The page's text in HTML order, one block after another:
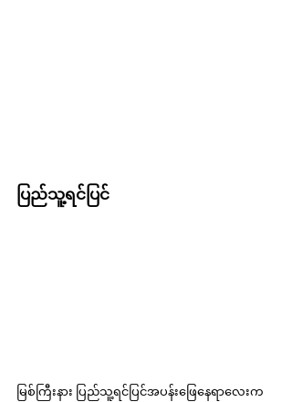
ပြည်သူ့ရင်ပြင်
မြစ်ကြီးနား ပြည်သူ့ရင်ပြင်အပန်းဖြေနေရာလေးက